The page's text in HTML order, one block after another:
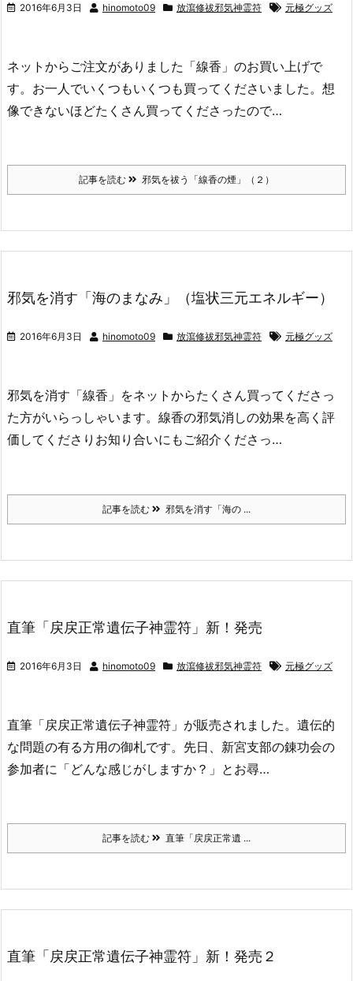
2016年6月3日 hinomoto09 放瀉修祓邪気神霊符 元極グッズ
ネットからご注文がありました「線香」のお買い上げで
す。お一人でいくつもいくつも買ってくださいました。想
像できないほどたくさん買ってくださったので…
記事を読む 邪気を祓う「線香の煙」（２）
邪気を消す「海のまなみ」（塩状三元エネルギー）
2016年6月3日 hinomoto09 放瀉修祓邪気神霊符 元極グッズ
邪気を消す「線香」をネットからたくさん買ってくださっ
た方がいらっしゃいます。線香の邪気消しの効果を高く評
価してくださりお知り合いにもご紹介くださっ…
記事を読む 邪気を消す「海の ...
直筆「戻戻正常遺伝子神霊符」新！発売
2016年6月3日 hinomoto09 放瀉修祓邪気神霊符 元極グッズ
直筆「戻戻正常遺伝子神霊符」が販売されました。遺伝的
な問題の有る方用の御札です。先日、新宮支部の錬功会の
参加者に「どんな感じがしますか？」とお尋…
記事を読む 直筆「戻戻正常遺 ...
直筆「戻戻正常遺伝子神霊符」新！発売２